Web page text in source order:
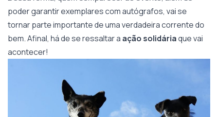
poder garantir exemplares com autógrafos, vai se
tornar parte importante de uma verdadeira corrente do
bem. Afinal, há de se ressaltar a ação solidáriaque vai
acontecer!